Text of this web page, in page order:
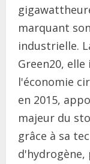
marquant
industrielle.
Green20,
l'économie
en 2015,
majeur du
grâce à sa